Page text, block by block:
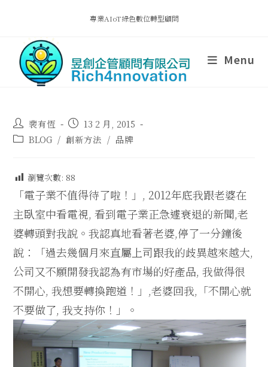
專業AIoT綠色數位轉型顧問
Menu
裴有恆
13 2 月, 2015
BLOG / 創新方法 / 品牌
瀏覽次數: 88
「電子業不值得待了啦！」, 2012年底我跟老婆在
主臥室中看電視, 看到電子業正急遽衰退的新聞,老
婆轉頭對我說。我認真地看著老婆,停了一分鐘後
說：「過去幾個月來直屬上司跟我的歧異越來越大,
公司又不願開發我認為有市場的好產品, 我做得很
不開心, 我想要轉換跑道！」,老婆回我,「不開心就
不要做了, 我支持你！」。